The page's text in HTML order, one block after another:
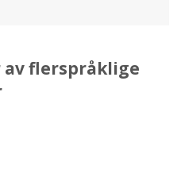
av flerspråklige